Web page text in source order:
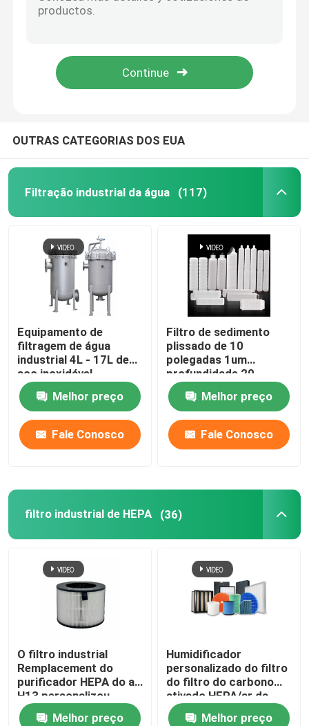
Carcaça de filtro de cartucho múltiplo
Filtro automático da limpeza de auto
Cestas de fio da cunha
tela de peneira
Cesto de centrífuga
Ecrã de peneira industrial
OUTRAS CATEGORIAS DOS EUA
Filtração industrial da água (117)
Equipamento de
filtragem de água
industrial 4L - 17L de
aço inoxidável
Melhor preço
Fale Conosco
Filtro de sedimento
plissado de 10
polegadas 1um
profundidade 20
mícrons cartucho de
filtro de águaMelhor preço
Fale Conosco
filtro industrial de HEPA (36)
O filtro industrial
Remplacement do
purificador HEPA do ar
H13 personalizou
Melhor preço
Humidificador
personalizado do filtro
do filtro do carbono
ativado HEPA/ar da
indústria
Melhor preço